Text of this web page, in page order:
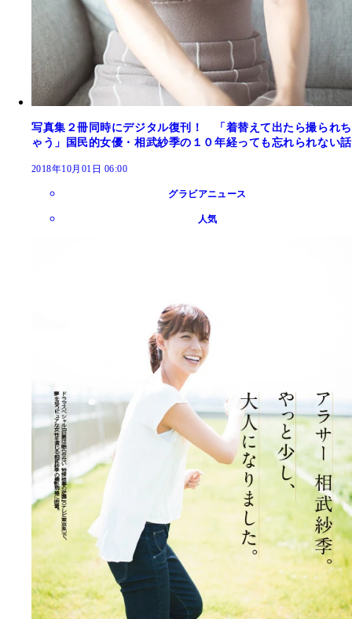
写真集２冊同時にデジタル復刊！ 「着替えて出たら撮られち
ゃう」国民的女優・相武紗季の１０年経っても忘れられない話
2018年10月01日 06:00
グラビアニュース
人気